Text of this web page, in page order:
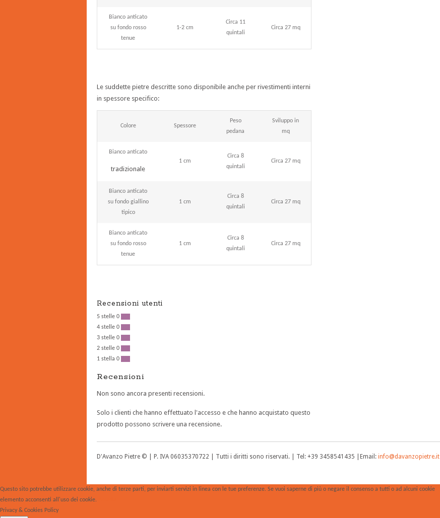
Bianco anticato
su fondo rosso
tenue
1-2 cm
Circa 11
quintali
Circa 27 mq
Le suddette pietre descritte sono disponibile anche per rivestimenti interni
in spessore specifico:
Colore Spessore
Peso
pedana
Sviluppo in
mq
Bianco anticato
tradizionale
1 cm
Circa 8
quintali
Circa 27 mq
Bianco anticato
su fondo giallino
tipico
1 cm
Circa 8
quintali
Circa 27 mq
Bianco anticato
su fondo rosso
tenue
1 cm
Circa 8
quintali
Circa 27 mq
Recensioni utenti
5 stelle 0
4 stelle 0
3 stelle 0
2 stelle 0
1 stella 0
Recensioni
Non sono ancora presenti recensioni.
Solo i clienti che hanno effettuato l'accesso e che hanno acquistato questo
prodotto possono scrivere una recensione.
D'Avanzo Pietre © | P. IVA 06035370722 | Tutti i diritti sono riservati. | Tel: +39 3458541435 |Email: info@davanzopietre.it
Questo sito potrebbe utilizzare cookie, anche di terze parti, per inviarti servizi in linea con le tue preferenze. Se vuoi saperne di più o negare il consenso a tutti o ad alcuni cookie
elemento acconsenti all'uso dei cookie.
Privacy & Cookies Policy